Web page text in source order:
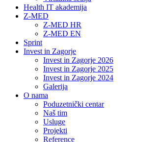
Health IT akademija
Z-MED
Z-MED HR
Z-MED EN
Sprint
Invest in Zagorje
Invest in Zagorje 2026
Invest in Zagorje 2025
Invest in Zagorje 2024
Galerija
O nama
Poduzetnički centar
Naš tim
Usluge
Projekti
Reference